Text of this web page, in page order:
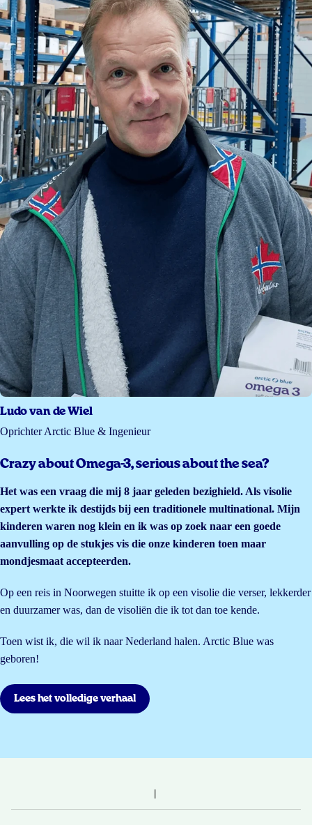
Ludo van de Wiel
Oprichter Arctic Blue & Ingenieur
Crazy about Omega-3, serious about the sea?
Het was een vraag die mij 8 jaar geleden bezighield. Als visolie
expert werkte ik destijds bij een traditionele multinational. Mijn
kinderen waren nog klein en ik was op zoek naar een goede
aanvulling op de stukjes vis die onze kinderen toen maar
mondjesmaat accepteerden.
Op een reis in Noorwegen stuitte ik op een visolie die verser, lekkerder
en duurzamer was, dan de visoliën die ik tot dan toe kende.
Toen wist ik, die wil ik naar Nederland halen. Arctic Blue was
geboren!
Lees het volledige verhaal